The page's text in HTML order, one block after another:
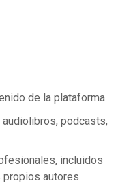
de la plataforma.
podcasts,
incluidos
autores.